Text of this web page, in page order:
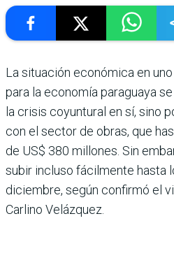
La situación económica en
para la economía paraguaya
la crisis coyuntural en sí, sino
con el sector de obras, que
de US$ 380 millones. Sin
subir incluso fácilmente hasta
diciembre, según confirmó el
Carlino Velázquez.